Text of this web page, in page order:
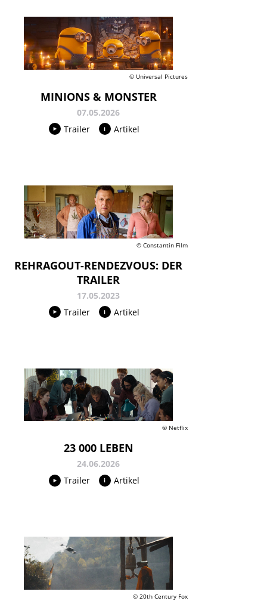
© Universal Pictures
MINIONS & MONSTER
07.05.2026
Trailer
Artikel
© Constantin Film
REHRAGOUT-RENDEZVOUS: DER
TRAILER
17.05.2023
Trailer
Artikel
© Netflix
23 000 LEBEN
24.06.2026
Trailer
Artikel
© 20th Century Fox